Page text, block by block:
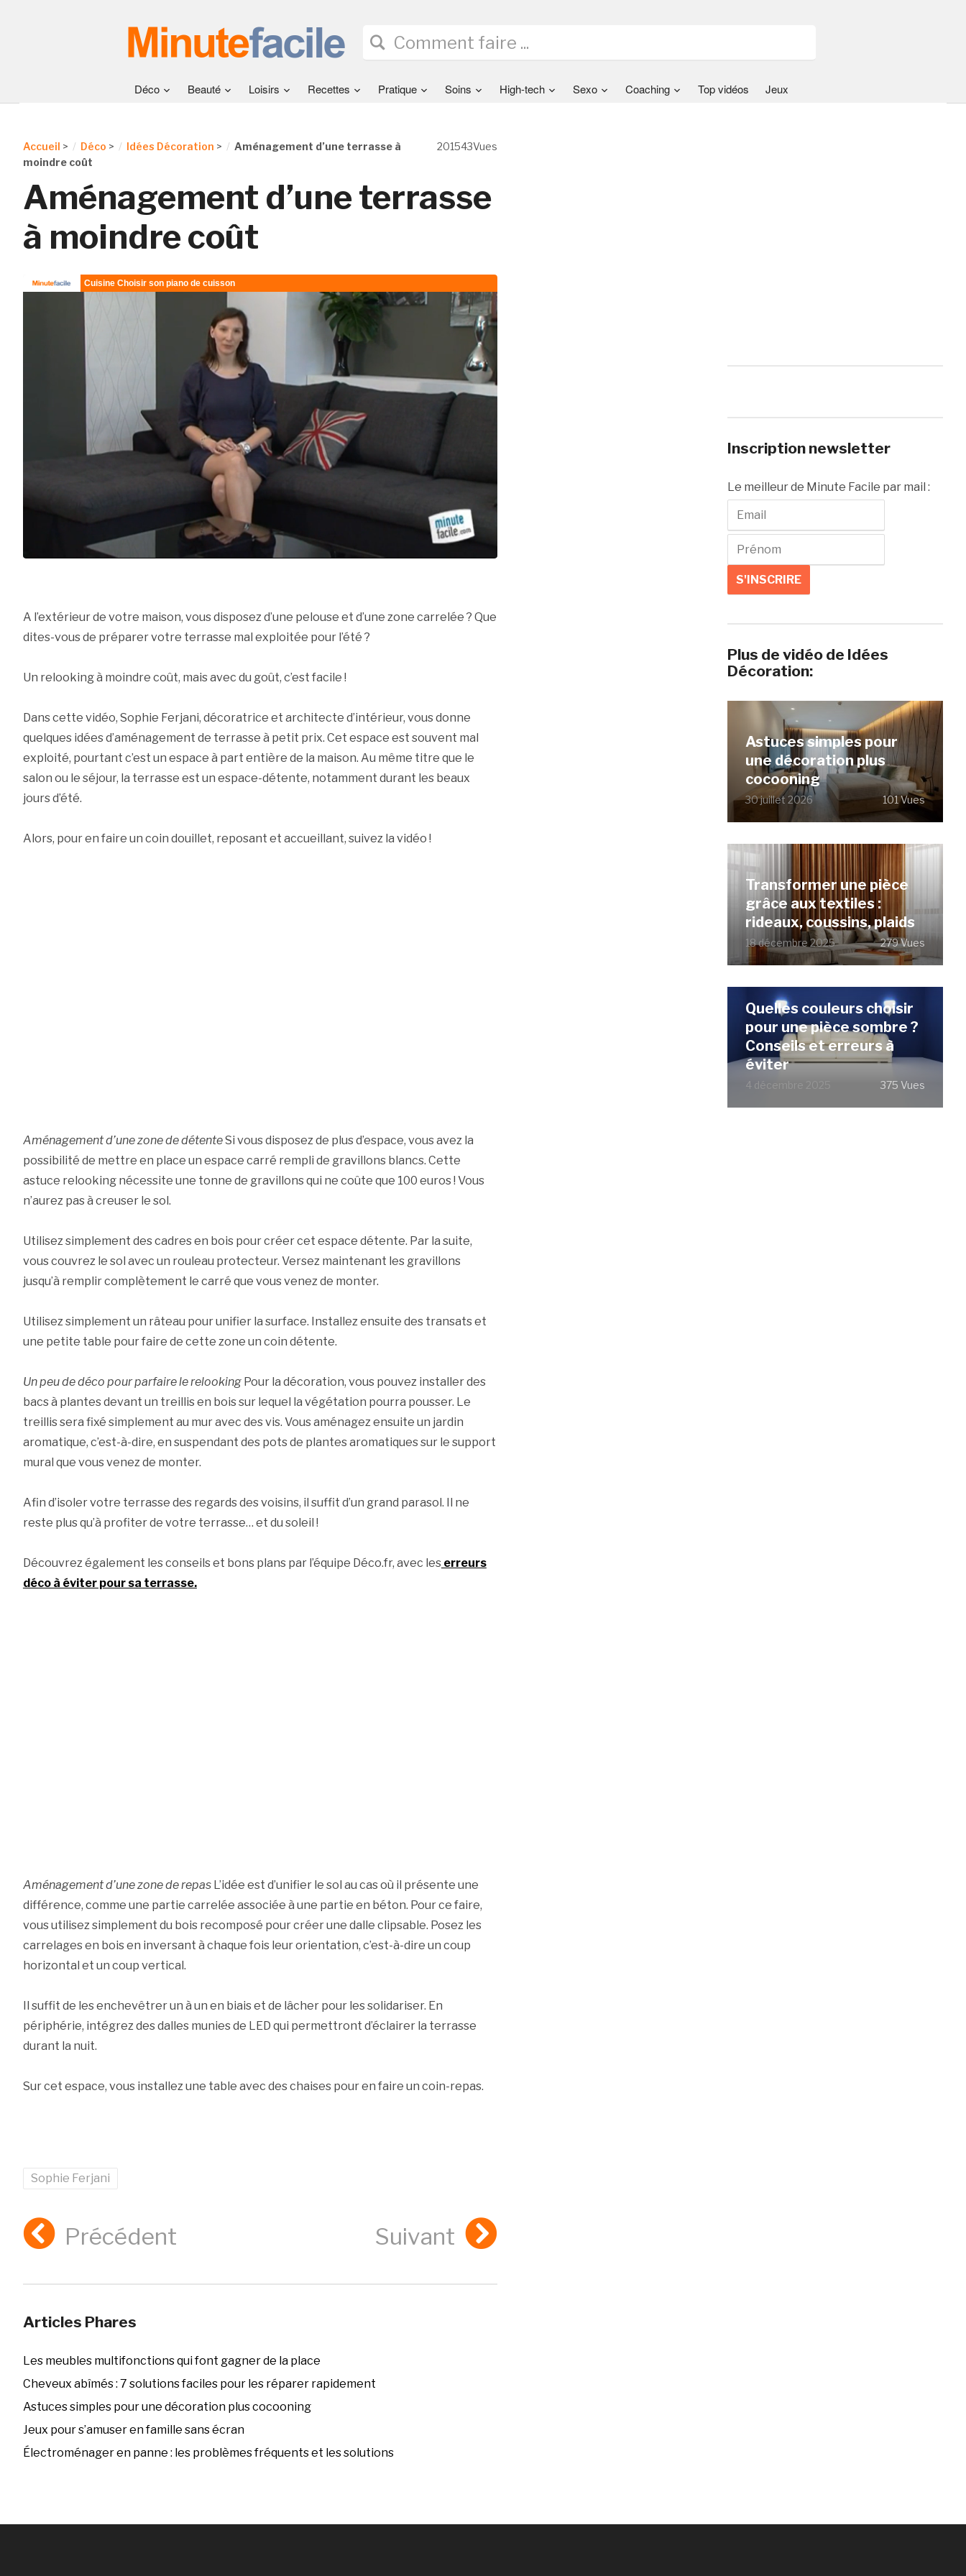
Déco Beauté Loisirs Recettes Pratique Soins High-tech Sexo Coaching Top vidéos Jeux
201543Vues
Accueil > Déco > Idées Décoration >
Aménagement d’une terrasse à
moindre coût
Aménagement d’une terrasse
à moindre coût
A l’extérieur de votre maison, vous disposez d’une pelouse et d’une zone carrelée ? Que
dites-vous de préparer votre terrasse mal exploitée pour l’été ?
Un relooking à moindre coût, mais avec du goût, c’est facile !
Dans cette vidéo, Sophie Ferjani, décoratrice et architecte d’intérieur, vous donne
quelques idées d’aménagement de terrasse à petit prix. Cet espace est souvent mal
exploité, pourtant c’est un espace à part entière de la maison. Au même titre que le
salon ou le séjour, la terrasse est un espace-détente, notamment durant les beaux
jours d’été.
Alors, pour en faire un coin douillet, reposant et accueillant, suivez la vidéo !
Aménagement d’une zone de détenteSi vous disposez de plus d’espace, vous avez la
possibilité de mettre en place un espace carré rempli de gravillons blancs. Cette
astuce relooking nécessite une tonne de gravillons qui ne coûte que 100 euros ! Vous
n’aurez pas à creuser le sol.
Utilisez simplement des cadres en bois pour créer cet espace détente. Par la suite,
vous couvrez le sol avec un rouleau protecteur. Versez maintenant les gravillons
jusqu’à remplir complètement le carré que vous venez de monter.
Utilisez simplement un râteau pour unifier la surface. Installez ensuite des transats et
une petite table pour faire de cette zone un coin détente.
Un peu de déco pour parfaire le relookingPour la décoration, vous pouvez installer des
bacs à plantes devant un treillis en bois sur lequel la végétation pourra pousser. Le
treillis sera fixé simplement au mur avec des vis. Vous aménagez ensuite un jardin
aromatique, c’est-à-dire, en suspendant des pots de plantes aromatiques sur le support
mural que vous venez de monter.
Afin d’isoler votre terrasse des regards des voisins, il suffit d’un grand parasol. Il ne
reste plus qu’à profiter de votre terrasse… et du soleil !
Découvrez également les conseils et bons plans par l’équipe Déco.fr, avec leserreurs
déco à éviter pour sa terrasse.
Aménagement d’une zone de repasL’idée est d’unifier le sol au cas où il présente une
différence, comme une partie carrelée associée à une partie en béton. Pour ce faire,
vous utilisez simplement du bois recomposé pour créer une dalle clipsable. Posez les
carrelages en bois en inversant à chaque fois leur orientation, c’est-à-dire un coup
horizontal et un coup vertical.
Il suffit de les enchevêtrer un à un en biais et de lâcher pour les solidariser. En
périphérie, intégrez des dalles munies de LED qui permettront d’éclairer la terrasse
durant la nuit.
Sur cet espace, vous installez une table avec des chaises pour en faire un coin-repas.
Sophie Ferjani
Précédent Suivant
Articles Phares
Les meubles multifonctions qui font gagner de la place
Cheveux abîmés : 7 solutions faciles pour les réparer rapidement
Astuces simples pour une décoration plus cocooning
Jeux pour s’amuser en famille sans écran
Électroménager en panne : les problèmes fréquents et les solutions
Inscription newsletter
Le meilleur de Minute Facile par mail :
Plus de vidéo de Idées
Décoration:
Astuces simples pour
une décoration plus
cocooning
30 juillet 2026 101 Vues
Transformer une pièce
grâce aux textiles :
rideaux, coussins, plaids
18 décembre 2025 279 Vues
Quelles couleurs choisir
pour une pièce sombre ?
Conseils et erreurs à
éviter
4 décembre 2025 375 Vues